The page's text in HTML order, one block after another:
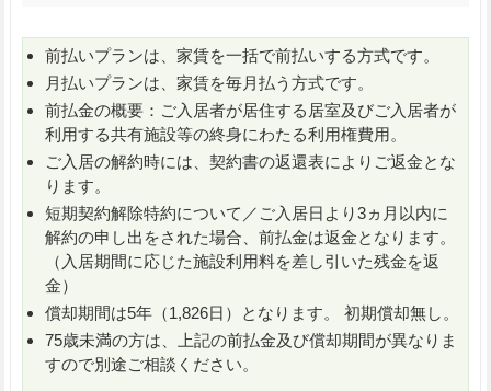
前払いプランは、家賃を一括で前払いする方式です。
月払いプランは、家賃を毎月払う方式です。
前払金の概要：ご入居者が居住する居室及びご入居者が
利用する共有施設等の終身にわたる利用権費用。
ご入居の解約時には、契約書の返還表によりご返金とな
ります。
短期契約解除特約について／ご入居日より3ヵ月以内に
解約の申し出をされた場合、前払金は返金となります。
（入居期間に応じた施設利用料を差し引いた残金を返
金）
償却期間は5年（1,826日）となります。 初期償却無し。
75歳未満の方は、上記の前払金及び償却期間が異なりま
すので別途ご相談ください。